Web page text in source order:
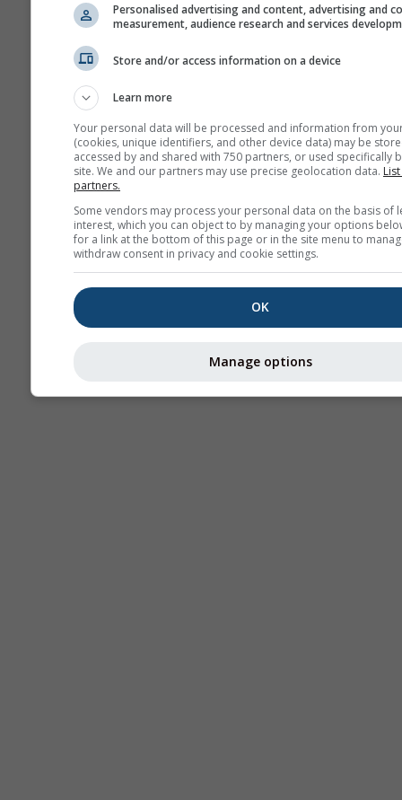
Daha fazla hava durumu
Hava Durumu
Personalised advertising and content, advertising and
measurement, audience research and services
Store and/or access information on a device
Learn more
Your personal data will be processed and information from
(cookies, unique identifiers, and other device data) may be
accessed by and shared with 750 partners, or used specifically
site. We and our partners may use precise geolocation data.
partners.
Some vendors may process your personal data on the basis of
interest, which you can object to by managing your options
for a link at the bottom of this page or in the site menu to
withdraw consent in privacy and cookie settings.
OK
Manage options